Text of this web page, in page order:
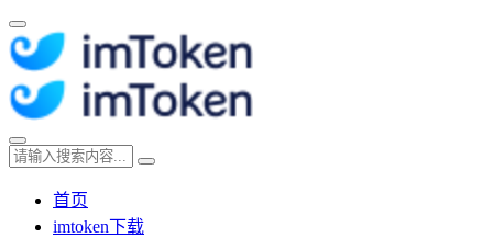
首页
imtoken下载